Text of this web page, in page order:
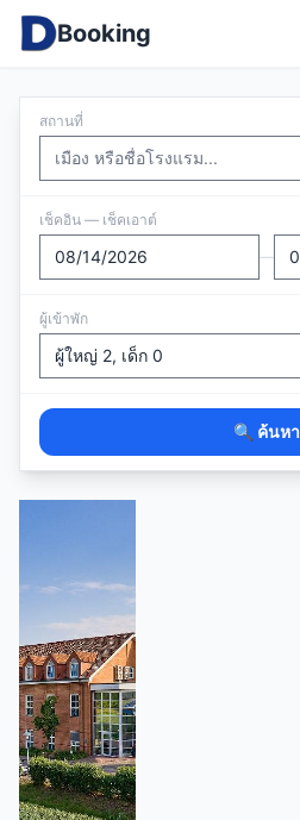
Booking
สถานที่
เช็คอิน — เช็คเอาต์
—
ผู้เข้าพัก
🔍 ค้นหา